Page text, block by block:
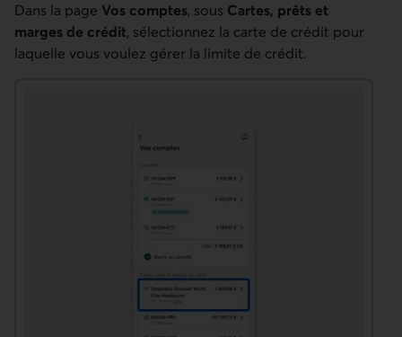
Dans la page Vos comptes, sous Cartes, prêts et
marges de crédit, sélectionnez la carte de crédit pour
laquelle vous voulez gérer la limite de crédit.